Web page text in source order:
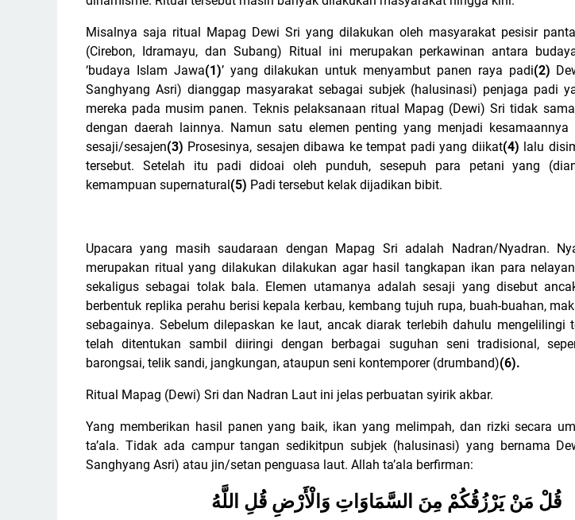
Misalnya saja ritual Mapag Dewi Sri yang dilakukan oleh masyarakat pesisir
(Cirebon, Idramayu, dan Subang) Ritual ini merupakan perkawinan antara
‘budaya Islam Jawa(1)’ yang dilakukan untuk menyambut panen raya padi(2)
Sanghyang Asri) dianggap masyarakat sebagai subjek (halusinasi) penjaga padi
mereka pada musim panen. Teknis pelaksanaan ritual Mapag (Dewi) Sri tidak
dengan daerah lainnya. Namun satu elemen penting yang menjadi kesamaannya
sesaji/sesajen(3) Prosesinya, sesajen dibawa ke tempat padi yang diikat(4) lalu
tersebut. Setelah itu padi didoai oleh punduh, sesepuh para petani yang
kemampuan supernatural (5) Padi tersebut kelak dijadikan bibit.
Upacara yang masih saudaraan dengan Mapag Sri adalah Nadran/Nyadran.
merupakan ritual yang dilakukan dilakukan agar hasil tangkapan ikan para
sekaligus sebagai tolak bala. Elemen utamanya adalah sesaji yang disebut
berbentuk replika perahu berisi kepala kerbau, kembang tujuh rupa, buah-buahan,
sebagainya. Sebelum dilepaskan ke laut, ancak diarak terlebih dahulu mengelilingi
telah ditentukan sambil diiringi dengan berbagai suguhan seni tradisional,
barongsai, telik sandi, jangkungan, ataupun seni kontemporer (drumband)(6).
Ritual Mapag (Dewi) Sri dan Nadran Laut ini jelas perbuatan syirik akbar.
Yang memberikan hasil panen yang baik, ikan yang melimpah, dan rizki secara
ta’ala. Tidak ada campur tangan sedikitpun subjek (halusinasi) yang bernama
Sanghyang Asri) atau jin/setan penguasa laut. Allah ta’ala berfirman:
قُلْ مَنْ يَرْزُقُكُمْ مِنَ السَّمَاوَاتِ وَالْأَرْضِ قُلِ اللَّهُ